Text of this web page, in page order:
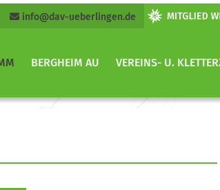
info@dav-ueberlingen.de
BERGHEIM AU VEREINS- U.